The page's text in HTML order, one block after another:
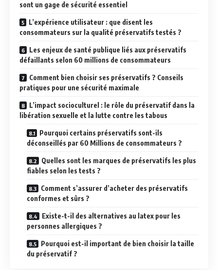
sont un gage de sécurité essentiel
L’expérience utilisateur : que disent les
consommateurs sur la qualité préservatifs testés ?
Les enjeux de santé publique liés aux préservatifs
défaillants selon 60 millions de consommateurs
Comment bien choisir ses préservatifs ? Conseils
pratiques pour une sécurité maximale
L’impact socioculturel : le rôle du préservatif dans la
libération sexuelle et la lutte contre les tabous
Pourquoi certains préservatifs sont-ils
déconseillés par 60 Millions de consommateurs ?
Quelles sont les marques de préservatifs les plus
fiables selon les tests ?
Comment s’assurer d’acheter des préservatifs
conformes et sûrs ?
Existe-t-il des alternatives au latex pour les
personnes allergiques ?
Pourquoi est-il important de bien choisir la taille
du préservatif ?